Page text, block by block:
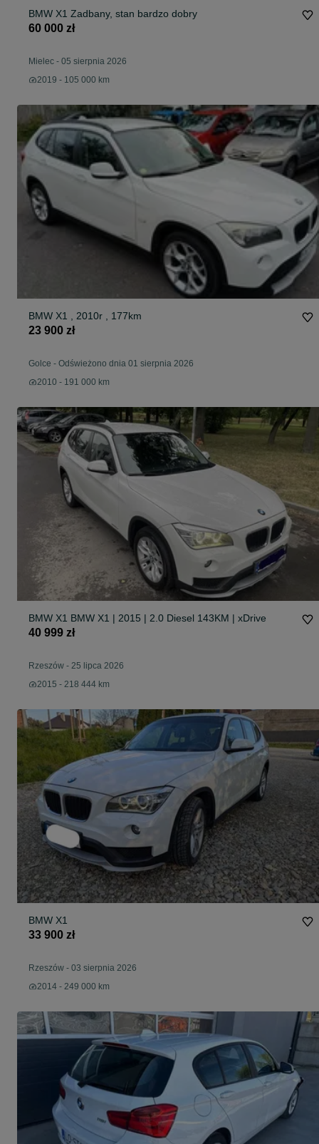
BMW X1 Zadbany, stan bardzo dobry
60 000 zł
Mielec - 05 sierpnia 2026
2019 - 105 000 km
BMW X1 , 2010r , 177km
23 900 zł
Golce - Odświeżono dnia 01 sierpnia 2026
2010 - 191 000 km
BMW X1 BMW X1 | 2015 | 2.0 Diesel 143KM | xDrive
40 999 zł
Rzeszów - 25 lipca 2026
2015 - 218 444 km
BMW X1
33 900 zł
Rzeszów - 03 sierpnia 2026
2014 - 249 000 km